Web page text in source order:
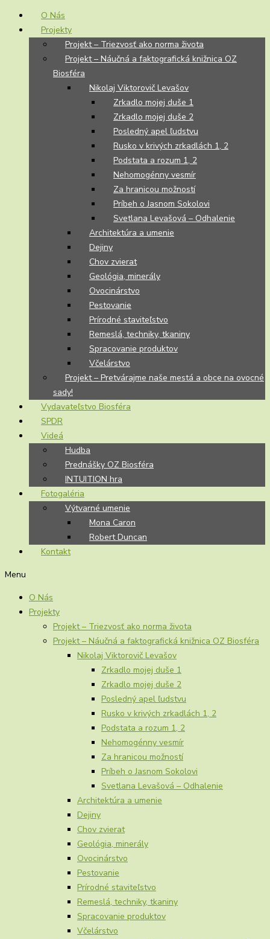
O Nás
Projekty
Projekt – Triezvosť ako norma života
Projekt – Náučná a faktografická knižnica OZ
Biosféra
Nikolaj Viktorovič Levašov
Zrkadlo mojej duše 1
Zrkadlo mojej duše 2
Posledný apel ľudstvu
Rusko v krivých zrkadlách 1, 2
Podstata a rozum 1, 2
Nehomogénny vesmír
Za hranicou možností
Príbeh o Jasnom Sokolovi
Svetlana Levašová – Odhalenie
Architektúra a umenie
Dejiny
Chov zvierat
Geológia, minerály
Ovocinárstvo
Pestovanie
Prírodné staviteľstvo
Remeslá, techniky, tkaniny
Spracovanie produktov
Včelárstvo
Projekt – Pretvárajme naše mestá a obce na ovocné
sady!
Vydavateľstvo Biosféra
SPDR
Videá
Hudba
Prednášky OZ Biosféra
INTUITION hra
Fotogaléria
Výtvarné umenie
Mona Caron
Robert Duncan
Kontakt
Menu
O Nás
Projekty
Projekt – Triezvosť ako norma života
Projekt – Náučná a faktografická knižnica OZ Biosféra
Nikolaj Viktorovič Levašov
Zrkadlo mojej duše 1
Zrkadlo mojej duše 2
Posledný apel ľudstvu
Rusko v krivých zrkadlách 1, 2
Podstata a rozum 1, 2
Nehomogénny vesmír
Za hranicou možností
Príbeh o Jasnom Sokolovi
Svetlana Levašová – Odhalenie
Architektúra a umenie
Dejiny
Chov zvierat
Geológia, minerály
Ovocinárstvo
Pestovanie
Prírodné staviteľstvo
Remeslá, techniky, tkaniny
Spracovanie produktov
Včelárstvo